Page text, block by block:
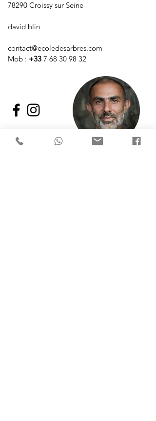
78290 Croissy sur Seine
david blin
contact@ecoledesarbres.com
Mob : +33 7 68 30 98 32